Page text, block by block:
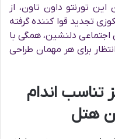
تورنتو داون تاون، از
تجدید قوا کننده گرفته
اجتماعی دلنشین، همگی با
برای هر مهمان طراحی
تناسب اندام
هتل